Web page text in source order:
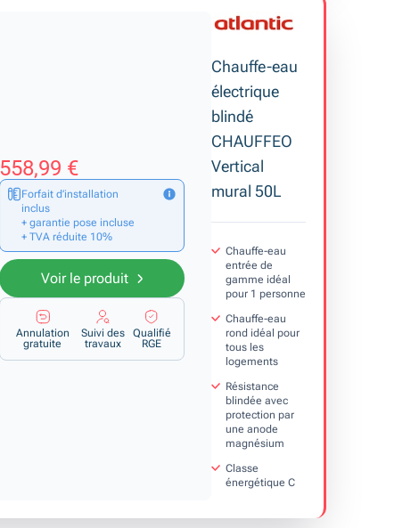
Chauffe-eau
électrique
blindé
CHAUFFEO
Vertical
mural 50L
Chauffe-eau
entrée de
gamme idéal
pour 1 personne
Chauffe-eau
rond idéal pour
tous les
logements
Résistance
blindée avec
protection par
une anode
magnésium
Classe
énergétique C
558,99 €
Forfait d’installation
inclus
+ garantie pose incluse
+ TVA réduite 10%
Voir le produit
Annulation
gratuite
Suivi des
travaux
Qualifié
RGE